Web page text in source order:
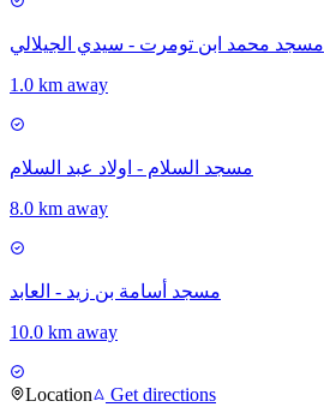
مسجد محمد ابن تومرت - سيدي الجيلالي
1.0 km away
مسجد السلام - اولاد عبد السلام
8.0 km away
مسجد أسامة بن زيد - العابد
10.0 km away
Location Get directions